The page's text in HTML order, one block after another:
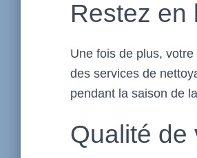
Restez en
Une fois de plus,
des services de
pendant la saison de
Qualité de